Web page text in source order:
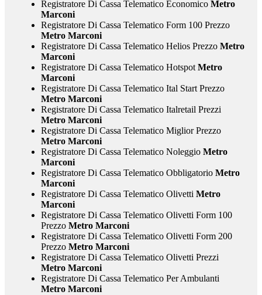
Registratore Di Cassa Telematico EconomicoMetro
Marconi
Registratore Di Cassa Telematico Form 100 Prezzo
Metro Marconi
Registratore Di Cassa Telematico Helios PrezzoMetro
Marconi
Registratore Di Cassa Telematico HotspotMetro
Marconi
Registratore Di Cassa Telematico Ital Start Prezzo
Metro Marconi
Registratore Di Cassa Telematico Italretail Prezzi
Metro Marconi
Registratore Di Cassa Telematico Miglior Prezzo
Metro Marconi
Registratore Di Cassa Telematico NoleggioMetro
Marconi
Registratore Di Cassa Telematico ObbligatorioMetro
Marconi
Registratore Di Cassa Telematico OlivettiMetro
Marconi
Registratore Di Cassa Telematico Olivetti Form 100
PrezzoMetro Marconi
Registratore Di Cassa Telematico Olivetti Form 200
PrezzoMetro Marconi
Registratore Di Cassa Telematico Olivetti Prezzi
Metro Marconi
Registratore Di Cassa Telematico Per Ambulanti
Metro Marconi